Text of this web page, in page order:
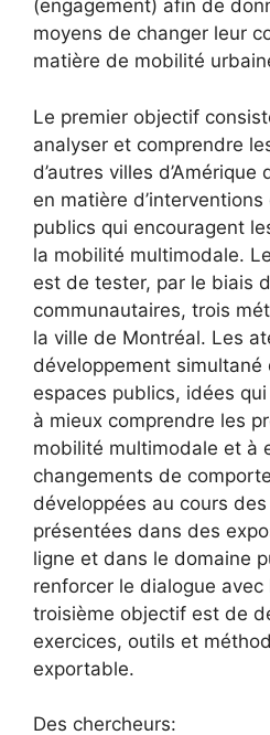
(engagement) afin de
moyens de changer leur
matière de mobilité
Le premier objectif
analyser et comprendre
d’autres villes d’Amérique
en matière
publics qui encouragent
la mobilité multimodale.
est de tester, par le biais
communautaires, trois
la ville de Montréal. Les
développement simultané
espaces publics, idées
à mieux comprendre les
mobilité multimodale et à
changements de
développées au cours
présentées dans des
ligne et dans le domaine
renforcer le dialogue
troisième objectif est de
exercices, outils et
exportable.
Des chercheurs: